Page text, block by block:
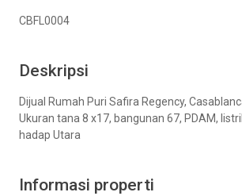
CBFL0004
Deskripsi
Dijual Rumah Puri Safira Regency,
Ukuran tana 8 x17, bangunan 67, PDAM,
hadap Utara
Informasi properti